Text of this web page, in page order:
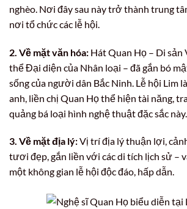
nghèo. Nơi đây sau này trở thành trung
nơi tổ chức các lễ hội.
2. Về mặt văn hóa: Hát Quan Họ – Di sản
thể Đại diện của Nhân loại – đã gắn bó
sống của người dân Bắc Ninh. Lễ hội Lim
anh, liền chị Quan Họ thể hiện tài năng,
quảng bá loại hình nghệ thuật đặc sắc này.
3. Về mặt địa lý:Vị trí địa lý thuận lợi,
tươi đẹp, gắn liền với các di tích lịch sử –
một không gian lễ hội độc đáo, hấp dẫn.